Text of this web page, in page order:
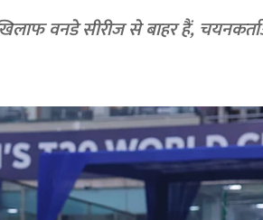
वनडे सीरीज से बाहर हैं,